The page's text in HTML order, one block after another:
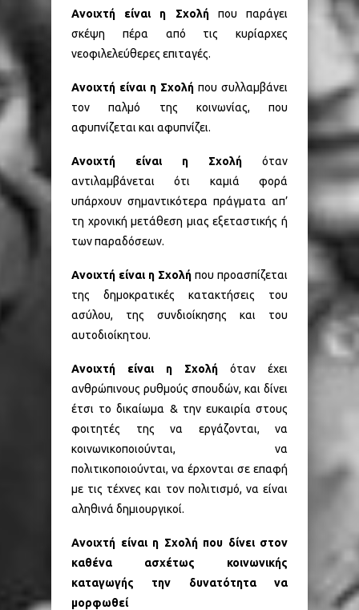
Ανοιχτή είναι η Σχολήπου παράγει
σκέψη πέρα από τις κυρίαρχες
νεοφιλελεύθερες επιταγές.
Ανοιχτή είναι η Σχολή που συλλαμβάνει
τον παλμό της κοινωνίας, που
αφυπνίζεται και αφυπνίζει.
Ανοιχτή είναι η Σχολή όταν
αντιλαμβάνεται ότι καμιά φορά
υπάρχουν σημαντικότερα πράγματα απ’
τη χρονική μετάθεση μιας εξεταστικής ή
των παραδόσεων.
Ανοιχτή είναι η Σχολή που προασπίζεται
της δημοκρατικές κατακτήσεις του
ασύλου, της συνδιοίκησης και του
αυτοδιοίκητου.
Ανοιχτή είναι η Σχολή όταν έχει
ανθρώπινους ρυθμούς σπουδών, και δίνει
έτσι το δικαίωμα & την ευκαιρία στους
φοιτητές της να εργάζονται, να
κοινωνικοποιούνται, να
πολιτικοποιούνται, να έρχονται σε επαφή
με τις τέχνες και τον πολιτισμό, να είναι
αληθινά δημιουργικοί.
Ανοιχτή είναι η Σχολή που δίνει στον
καθένα ασχέτως κοινωνικής
καταγωγής την δυνατότητα να
μορφωθεί